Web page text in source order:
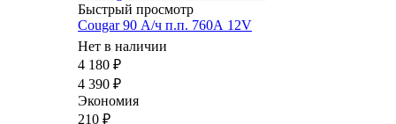
Быстрый просмотр
Cougar 90 А/ч п.п. 760А 12V
Нет в наличии
4 180 ₽
4 390 ₽
Экономия
210 ₽